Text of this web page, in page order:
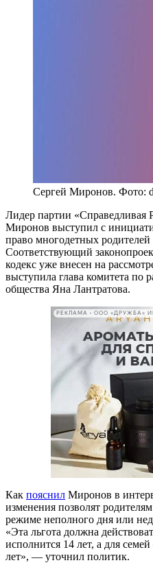
Сергей Миронов. Фото:
Лидер партии «Справедливая
Миронов выступил с
право многодетных
Соответствующий
кодекс уже внесен на
выступила глава комитета по
общества Яна Лантратова.
РЕКЛАМА • ООО «ДРУЖБА»
Как пояснил Миронов в
изменения позволят
режиме неполного дня или
«Эта льгота должна
исполнится 14 лет, а для
лет», — уточнил политик.